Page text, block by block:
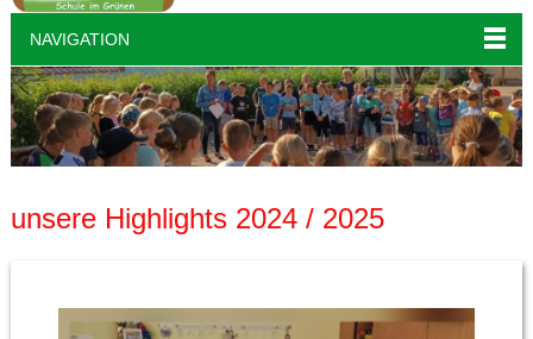
NAVIGATION
unsere Highlights 2024 / 2025